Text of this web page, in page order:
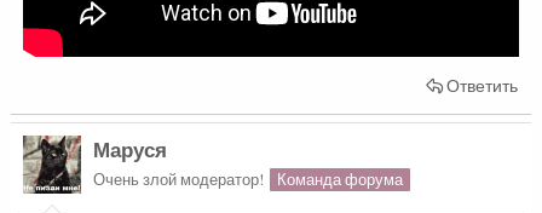
Ответить
Маруся
Очень злой модератор! Команда форума